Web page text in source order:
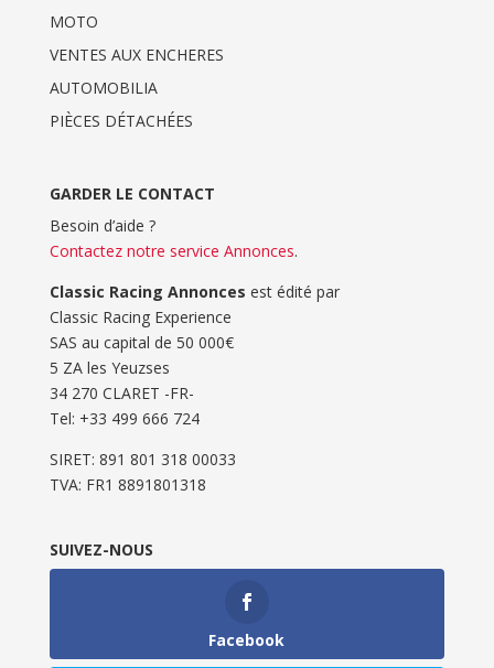
MOTO
VENTES AUX ENCHERES
AUTOMOBILIA
PIÈCES DÉTACHÉES
GARDER LE CONTACT
Besoin d’aide ?
Contactez notre service Annonces.
Classic Racing Annonces est édité par
Classic Racing Experience
SAS au capital de 50 000€
5 ZA les Yeuzses
34 270 CLARET -FR-
Tel: ‭+33 499 666 724‬
SIRET: 891 801 318 00033
TVA: FR1 8891801318
SUIVEZ-NOUS
Facebook